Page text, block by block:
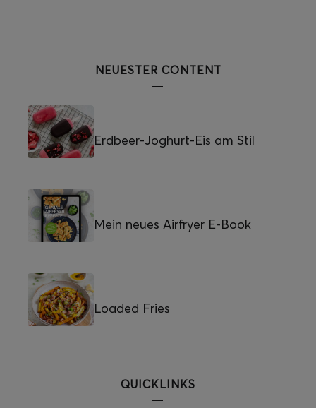
NEUESTER CONTENT
Erdbeer-Joghurt-Eis am Stil
Mein neues Airfryer E-Book
Loaded Fries
QUICKLINKS